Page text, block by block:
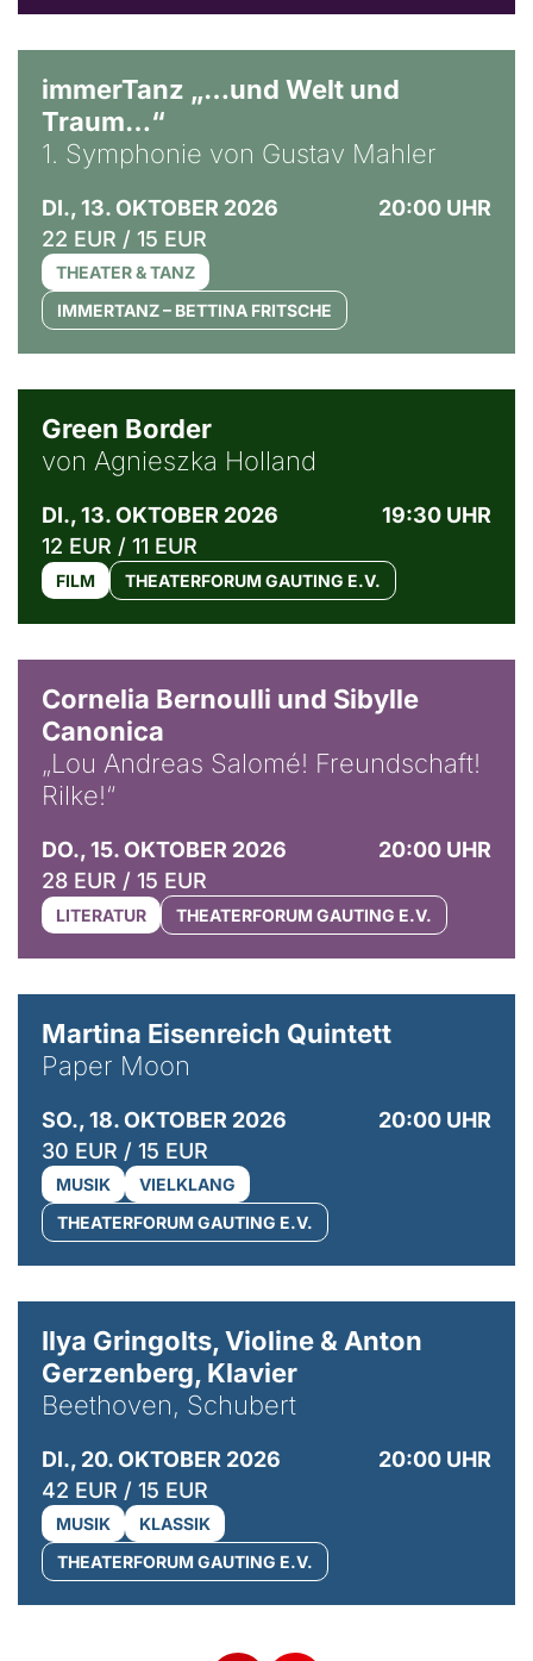
immerTanz „…und Welt und
Traum…“
1. Symphonie von Gustav Mahler
DI., 13. OKTOBER 2026
20:00 UHR
22 EUR / 15 EUR
THEATER & TANZ
IMMERTANZ – BETTINA FRITSCHE
Green Border
von Agnieszka Holland
DI., 13. OKTOBER 2026
19:30 UHR
12 EUR / 11 EUR
FILM THEATERFORUM GAUTING E.V.
Cornelia Bernoulli und Sibylle
Canonica
„Lou Andreas Salomé! Freundschaft!
Rilke!“
DO., 15. OKTOBER 2026
20:00 UHR
28 EUR / 15 EUR
LITERATUR THEATERFORUM GAUTING E.V.
Martina Eisenreich Quintett
Paper Moon
SO., 18. OKTOBER 2026
20:00 UHR
30 EUR / 15 EUR
MUSIK
VIELKLANG
THEATERFORUM GAUTING E.V.
Ilya Gringolts, Violine & Anton
Gerzenberg, Klavier
Beethoven, Schubert
DI., 20. OKTOBER 2026
20:00 UHR
42 EUR / 15 EUR
MUSIK
KLASSIK
THEATERFORUM GAUTING E.V.